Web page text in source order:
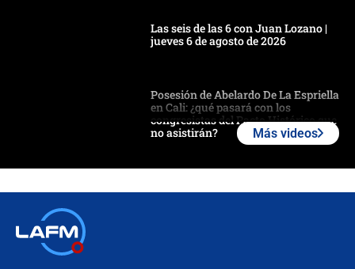
Las seis de las 6 con Juan Lozano |
jueves 6 de agosto de 2026
Posesión de Abelardo De La Espriella
en Cali: ¿qué pasará con los
congresistas del Pacto Histórico que
no asistirán?
Más videos